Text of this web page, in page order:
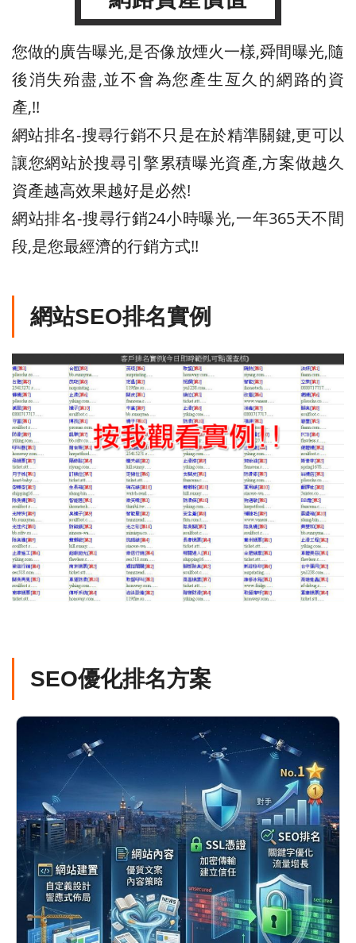
您做的廣告曝光,是否像放煙火一樣,舜間曝光,隨
後消失殆盡,並不會為您產生亙久的網路的資
產,!!
網站排名-搜尋行銷不只是在於精準關鍵,更可以
讓您網站於搜尋引擎累積曝光資產,方案做越久
資產越高效果越好是必然!
網站排名-搜尋行銷24小時曝光,一年365天不間
段,是您最經濟的行銷方式!!
網站SEO排名實例
SEO優化排名方案